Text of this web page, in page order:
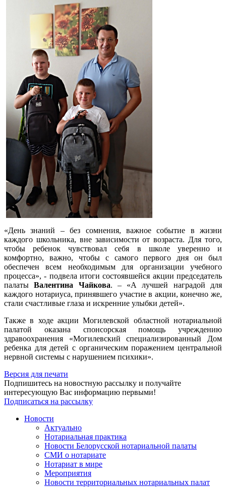
«День знаний – без сомнения, важное событие в жизни
каждого школьника, вне зависимости от возраста. Для того,
чтобы ребенок чувствовал себя в школе уверенно и
комфортно, важно, чтобы с самого первого дня он был
обеспечен всем необходимым для организации учебного
процесса», - подвела итоги состоявшейся акции председатель
палатыВалентина Чайкова. – «А лучшей наградой для
каждого нотариуса, принявшего участие в акции, конечно же,
стали счастливые глаза и искренние улыбки детей».
Также в ходе акции Могилевской областной нотариальной
палатой оказана спонсорская помощь учреждению
здравоохранения «Могилевский специализированный Дом
ребенка для детей с органическим поражением центральной
нервной системы с нарушением психики».
Версия для печати
Подпишитесь на новостную рассылку и получайте
интересующую Вас информацию первыми!
Подписаться на рассылку
Новости
Актуально
Нотариальная практика
Новости Белорусской нотариальной палаты
СМИ о нотариате
Нотариат в мире
Мероприятия
Новости территориальных нотариальных палат